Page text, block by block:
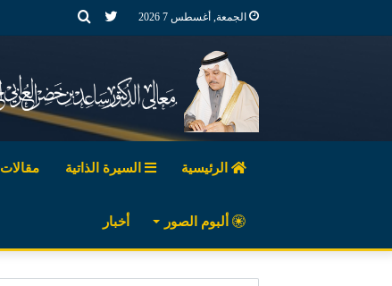
الجمعة, أغسطس 7 2026 بحثتويتر
الرئيسية السيرة الذاتية مقالات
ألبوم الصور أخبار